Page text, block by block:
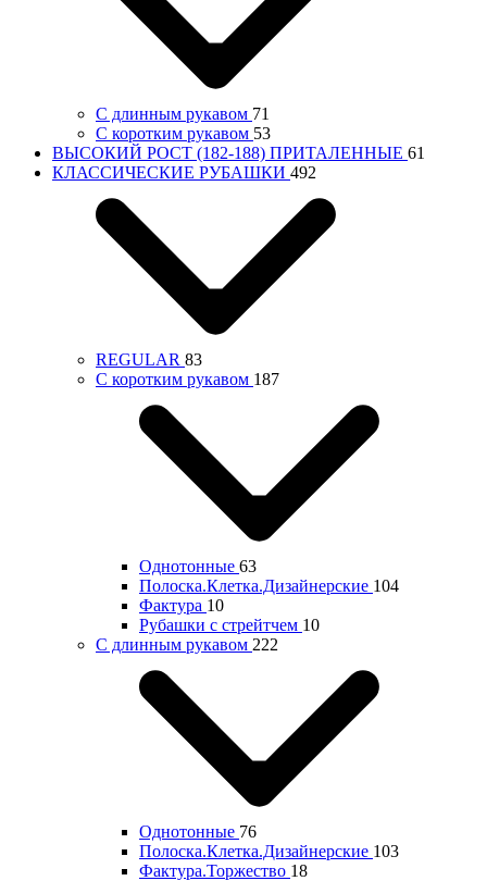
С длинным рукавом 71
С коротким рукавом 53
ВЫСОКИЙ РОСТ (182-188) ПРИТАЛЕННЫЕ 61
КЛАССИЧЕСКИЕ РУБАШКИ 492
REGULAR 83
С коротким рукавом 187
Однотонные 63
Полоска.Клетка.Дизайнерские 104
Фактура 10
Рубашки с стрейтчем 10
С длинным рукавом 222
Однотонные 76
Полоска.Клетка.Дизайнерские 103
Фактура.Торжество 18